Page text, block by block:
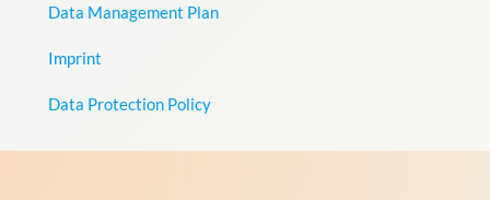
Data Management Plan
Imprint
Data Protection Policy